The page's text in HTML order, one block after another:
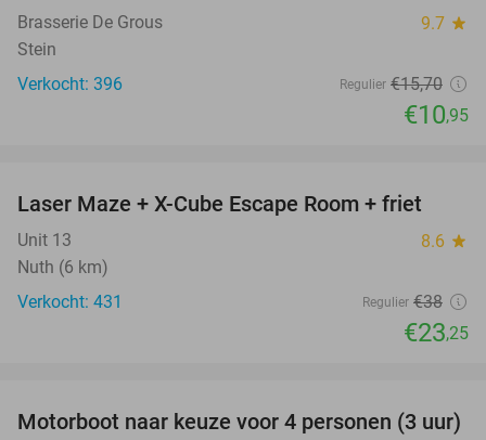
Brasserie De Grous 9.7 star
Stein
Verkocht: 396
Regulier €15,70
€10,95
39%
Laser Maze + X-Cube Escape Room + friet
Unit 13 8.6 star
Nuth (6 km)
Verkocht: 431
Regulier €38
€23,25
31%
Motorboot naar keuze voor 4 personen (3 uur)